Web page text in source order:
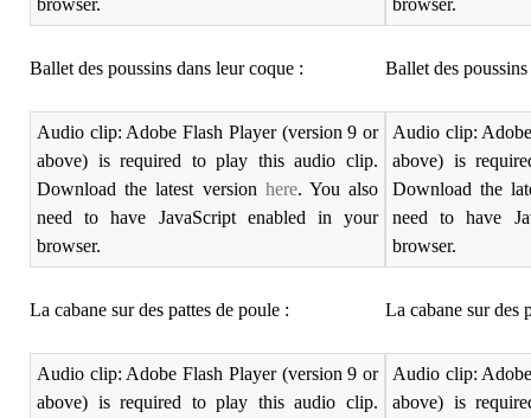
browser.
browser.
Ballet des poussins dans leur coque :
Audio clip: Adobe Flash Player (version 9 or
above) is required to play this audio clip.
Download the latest version here. You also
need to have JavaScript enabled in your
browser.
Ballet des
Audio clip:
above) is
Download the
need to have
browser.
La cabane sur des pattes de poule :
Audio clip: Adobe Flash Player (version 9 or
above) is required to play this audio clip.
La cabane sur des
Audio clip:
above) is